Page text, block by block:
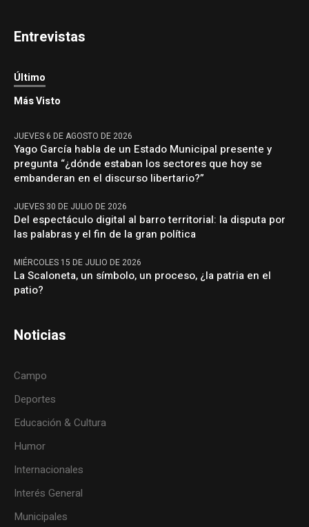
Entrevistas
Último
Más Visto
JUEVES 6 DE AGOSTO DE 2026
Yago García habla de un Estado Municipal presente y
pregunta “¿dónde estaban los sectores que hoy se
embanderan en el discurso libertario?”
JUEVES 30 DE JULIO DE 2026
Del espectáculo digital al barro territorial: la disputa por
las palabras y el fin de la gran política
MIÉRCOLES 15 DE JULIO DE 2026
La Scaloneta, un símbolo, un proceso, ¿la patria en el
patio?
Noticias
Campo
Deportes
Educación & Cultura
Humor
Internacionales
Interés General
Municipales